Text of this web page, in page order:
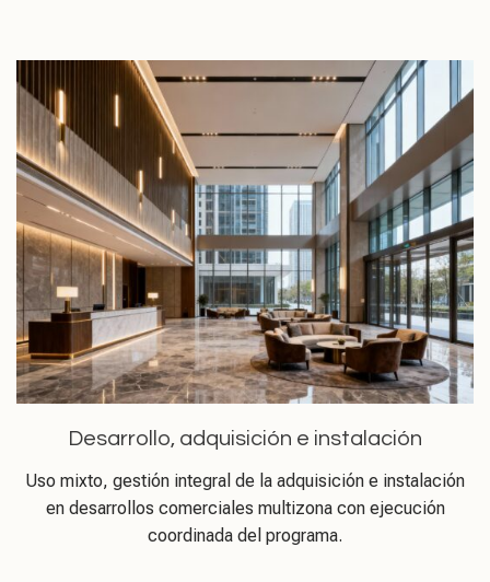
Desarrollo, adquisición e instalación
Uso mixto, gestión integral de la adquisición e instalación
en desarrollos comerciales multizona con ejecución
coordinada del programa.